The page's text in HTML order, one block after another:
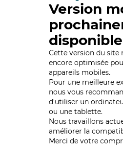
Version
disponible
Cette version du site
encore optimisée
appareils mobiles.
Pour une meilleure
nous vous
d'utiliser un
ou une tablette.
Nous travaillons
améliorer la
Merci de votre